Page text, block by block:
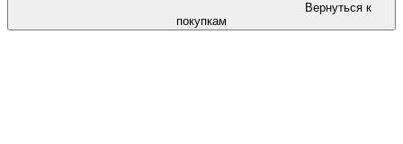
Вернуться к
покупкам